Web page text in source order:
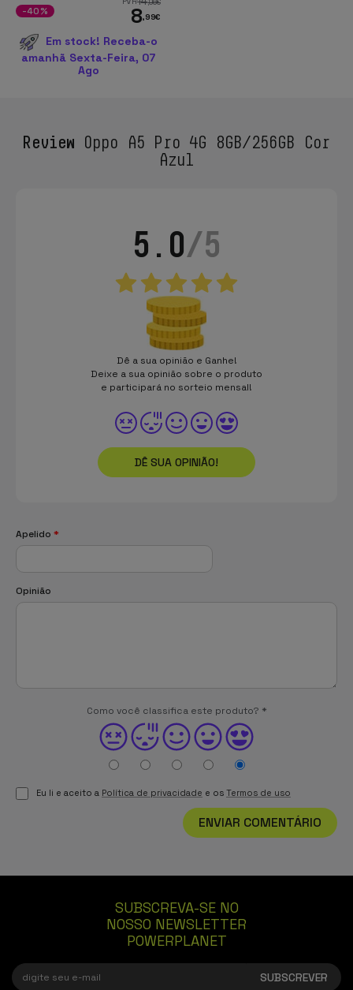
,96€
8,99€
-40%
Em stock! Receba-o
amanhã Sexta-Feira, 07
Ago
Review Oppo A5 Pro 4G 8GB/256GB Cor
Azul
5.0/5
Dê a sua opinião e Ganhe!
Deixe a sua opinião sobre o produto
e participará no sorteio mensal!
DÊ SUA OPINIÃO!
Apelido *
Opinião
Como você classifica este produto? *
Eu li e aceito a Política de privacidade e os Termos de uso
ENVIAR COMENTÁRIO
SUBSCREVA-SE NO
NOSSO NEWSLETTER
POWERPLANET